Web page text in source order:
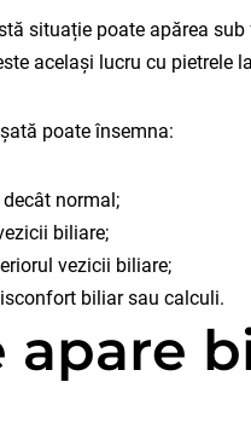
situație poate apărea
același lucru cu pietrele
poate însemna:
normal;
biliare;
vezicii biliare;
biliar sau calculi.
apare